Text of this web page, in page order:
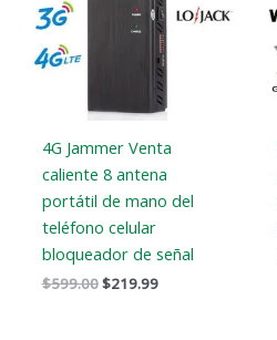
4G Jammer Venta
caliente 8 antena
portátil de mano del
teléfono celular
bloqueador de señal
$599.00$219.99